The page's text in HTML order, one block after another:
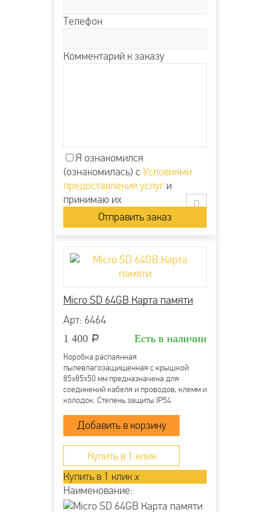
Телефон
Комментарий к заказу
Я ознакомился
(ознакомилась) с Условиями
предоставления услуги
принимаю их
Micro SD 64GB Карта памяти
Арт: 6464
1 400 Р Есть в наличии
Коробка распаянная
пылевлагозащищенная с крышкой
85х85х50 мм предназначена для
соединений кабеля и проводов, клемм и
колодок. Степень защиты IP54
от ударов, пыли и влаги. Она
производится из прочного пластика
полипропилена и применяется для
открытой проводки....
Купить в 1 клик
Купить в 1 клик x
Наименование: